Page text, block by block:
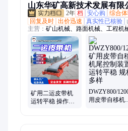
山东华矿高新技术发展有限
2年 档 安心购 综合
回复及时 出价迅速 真实性已核验
主营： 矿山机械、路面机械、工程机
防爆电器
矿用二运皮带机
运转平稳 操作灵
DWZY800/
用皮带自移机